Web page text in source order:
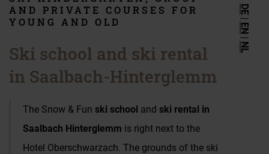
DE
|
EN
|
NL
RIDING HOLIDAY
VOUCHERS
SERVICE
Enquiries & Booking
AND PRIVATE COURSES FOR
YOUNG AND OLD
Ski school and ski rental
in Saalbach-Hinterglemm
The Snow & Fun ski school and ski rental in
Saalbach Hinterglemm is right next to the
Hotel Oberschwarzach. The grounds of the ski